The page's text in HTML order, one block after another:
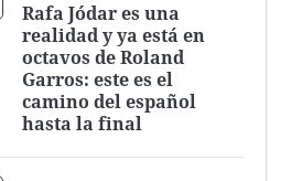
Rafa Jódar es una
realidad y ya está en
octavos de Roland
Garros: este es el
camino del español
hasta la final